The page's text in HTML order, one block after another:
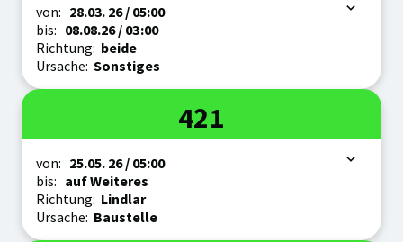
Zeitraum
von: 28.03. 26/ 05:00
bis: 08.08.26/ 03:00
Richtung: beide
Ursache: Sonstiges
Linie
421
Zeitraum
von: 25.05. 26/ 05:00
bis: auf Weiteres
Richtung: Lindlar
Ursache: Baustelle